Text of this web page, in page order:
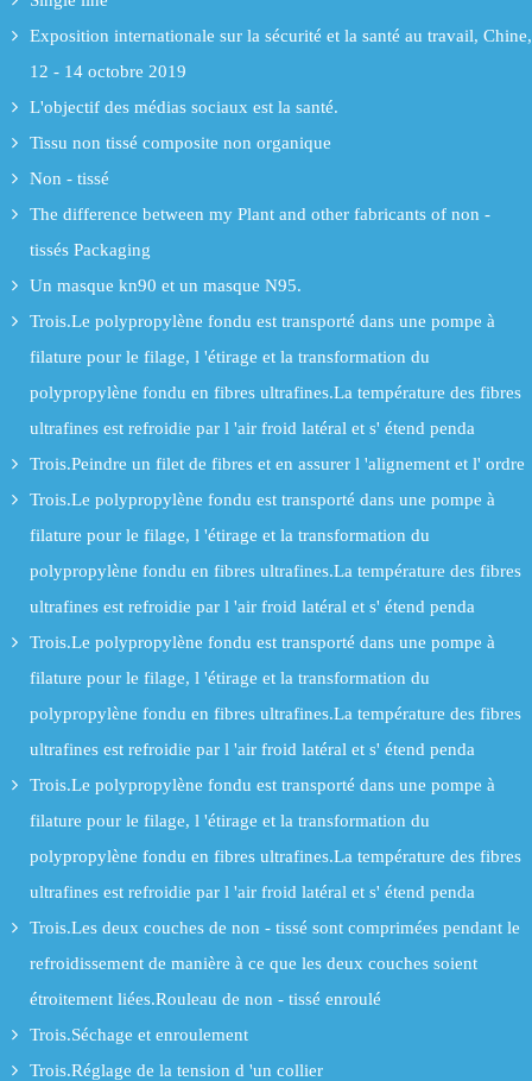
Exposition internationale sur la sécurité et la santé au travail, Chine,
12 - 14 octobre 2019
L'objectif des médias sociaux est la santé.
Tissu non tissé composite non organique
Non - tissé
The difference between my Plant and other fabricants of non -
tissés Packaging
Un masque kn90 et un masque N95.
Trois.Le polypropylène fondu est transporté dans une pompe à
filature pour le filage, l 'étirage et la transformation du
polypropylène fondu en fibres ultrafines.La température des fibres
ultrafines est refroidie par l 'air froid latéral et s' étend penda
Trois.Peindre un filet de fibres et en assurer l 'alignement et l' ordre
Trois.Le polypropylène fondu est transporté dans une pompe à
filature pour le filage, l 'étirage et la transformation du
polypropylène fondu en fibres ultrafines.La température des fibres
ultrafines est refroidie par l 'air froid latéral et s' étend penda
Trois.Le polypropylène fondu est transporté dans une pompe à
filature pour le filage, l 'étirage et la transformation du
polypropylène fondu en fibres ultrafines.La température des fibres
ultrafines est refroidie par l 'air froid latéral et s' étend penda
Trois.Le polypropylène fondu est transporté dans une pompe à
filature pour le filage, l 'étirage et la transformation du
polypropylène fondu en fibres ultrafines.La température des fibres
ultrafines est refroidie par l 'air froid latéral et s' étend penda
Trois.Les deux couches de non - tissé sont comprimées pendant le
refroidissement de manière à ce que les deux couches soient
étroitement liées.Rouleau de non - tissé enroulé
Trois.Séchage et enroulement
Trois.Réglage de la tension d 'un collier